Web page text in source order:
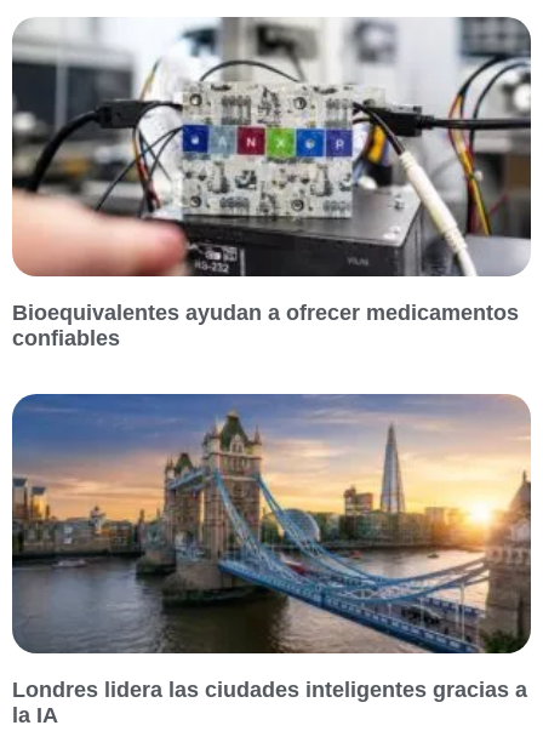
Bioequivalentes ayudan a ofrecer medicamentos
confiables
Londres lidera las ciudades inteligentes gracias a
la IA